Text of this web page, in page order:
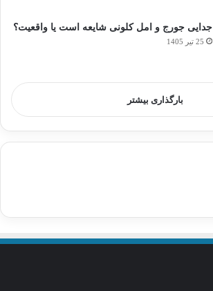
جدایی جورج و امل کلونی شایعه است یا واقعیت؟
25 تیر 1405
بارگذاری بیشتر